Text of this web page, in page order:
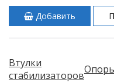
Добавить
Втулки
стабилизаторов